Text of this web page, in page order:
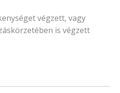
végzett, vagy
is végzett